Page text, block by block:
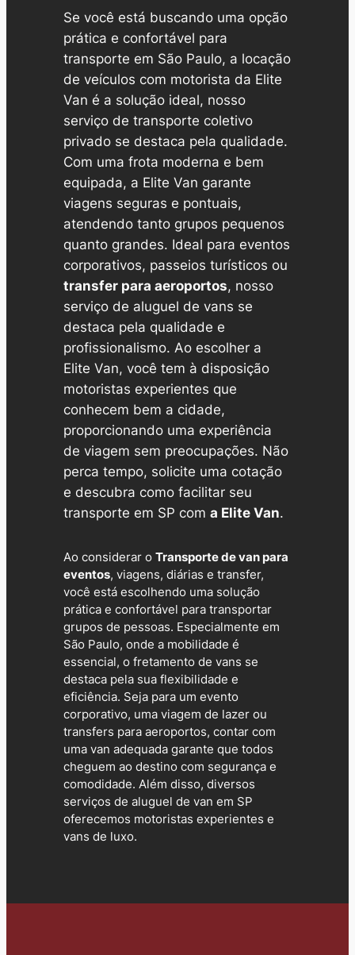
Se você está buscando uma opção
prática e confortável para
transporte em São Paulo, a locação
de veículos com motorista da Elite
Van é a solução ideal, nosso
serviço de transporte coletivo
privado se destaca pela qualidade.
Com uma frota moderna e bem
equipada, a Elite Van garante
viagens seguras e pontuais,
atendendo tanto grupos pequenos
quanto grandes. Ideal para eventos
corporativos, passeios turísticos ou
transfer para aeroportos, nosso
serviço de aluguel de vans se
destaca pela qualidade e
profissionalismo. Ao escolher a
Elite Van, você tem à disposição
motoristas experientes que
conhecem bem a cidade,
proporcionando uma experiência
de viagem sem preocupações. Não
perca tempo, solicite uma cotação
e descubra como facilitar seu
transporte em SP com a Elite Van.
Ao considerar o Transporte de van para
eventos, viagens, diárias e transfer,
você está escolhendo uma solução
prática e confortável para transportar
grupos de pessoas. Especialmente em
São Paulo, onde a mobilidade é
essencial, o fretamento de vans se
destaca pela sua flexibilidade e
eficiência. Seja para um evento
corporativo, uma viagem de lazer ou
transfers para aeroportos, contar com
uma van adequada garante que todos
cheguem ao destino com segurança e
comodidade. Além disso, diversos
serviços de aluguel de van em SP
oferecemos motoristas experientes e
vans de luxo.